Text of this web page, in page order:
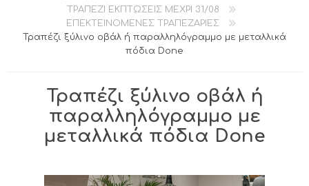
ΤΡΑΠΕΖΙ ΕΚΠΤΩΣΕΙΣ ΜΕΧΡΙ 31/08
ΕΠΕΚΤΕΙΝΟΜΕΝΕΣ ΤΡΑΠΕΖΑΡΙΕΣ
Τραπέζι ξύλινο οβάλ ή παραλληλόγραμμο με μεταλλικά
πόδια Done
Τραπέζι ξύλινο οβάλ ή
παραλληλόγραμμο με
μεταλλικά πόδια Done